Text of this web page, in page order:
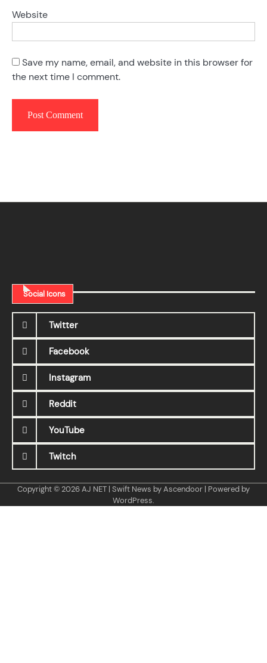
Website
Save my name, email, and website in this browser for
the next time I comment.
Social Icons
Twitter
Facebook
Instagram
Reddit
YouTube
Twitch
Copyright © 2026AJ NET | Swift News byAscendoor | Powered by
WordPress.